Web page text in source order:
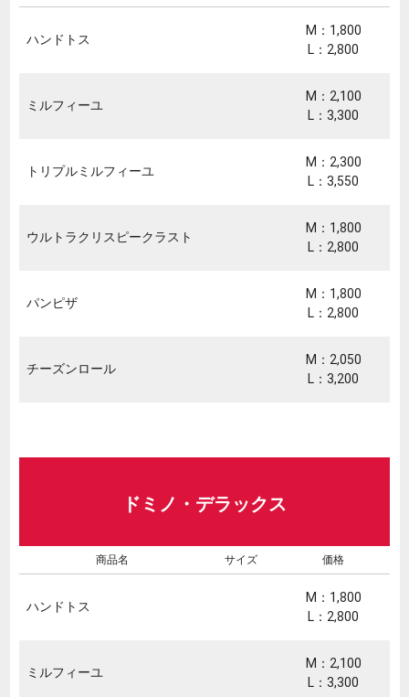
ハンドトス
M：1,800
L：2,800
ミルフィーユ
M：2,100
L：3,300
トリプルミルフィーユ
M：2,300
L：3,550
ウルトラクリスピークラスト
M：1,800
L：2,800
パンピザ
M：1,800
L：2,800
チーズンロール
M：2,050
L：3,200
ドミノ・デラックス
商品名 サイズ 価格
ハンドトス
M：1,800
L：2,800
ミルフィーユ
M：2,100
L：3,300